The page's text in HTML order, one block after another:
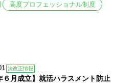
高度プロフェッショナル制度
法改正情報
６月成立】就活ハラスメント防止